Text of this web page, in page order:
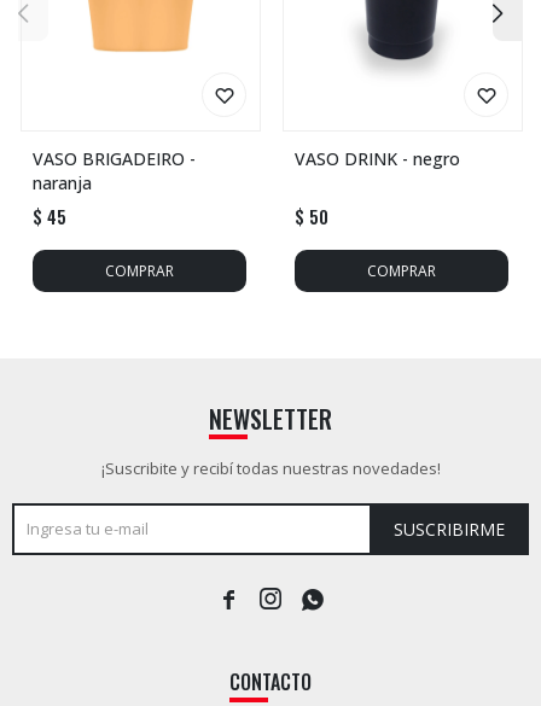
VASO BRIGADEIRO -
naranja
$ 45
VASO DRINK - negro
$ 50
CONTACTO
NEWSLETTER
¡Suscribite y recibí todas nuestras novedades!
SUSCRIBIRME
  